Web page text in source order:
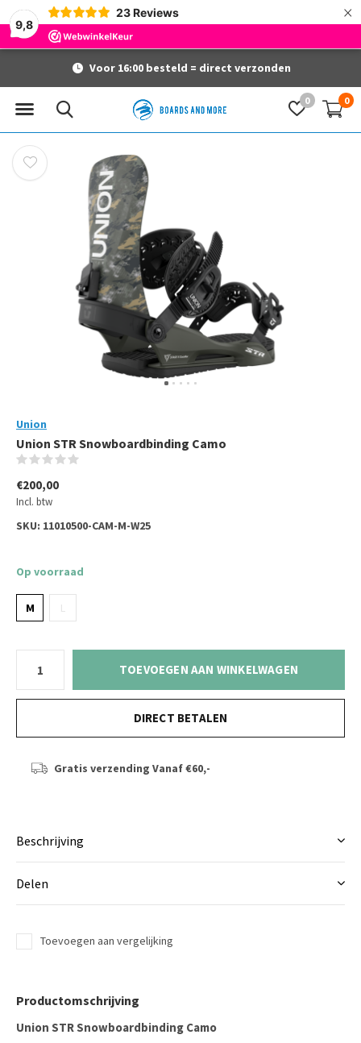
9,8
23 Reviews ×
0 0
Voor 16:00 besteld = direct verzonden
Union
Union STR Snowboardbinding Camo
€200,00
Incl. btw
SKU: 11010500-CAM-M-W25
Op voorraad
M L
TOEVOEGEN AAN WINKELWAGEN
DIRECT BETALEN
Gratis verzending Vanaf €60,-
Beschrijving
Delen
Toevoegen aan vergelijking
Productomschrijving
Union STR Snowboardbinding Camo